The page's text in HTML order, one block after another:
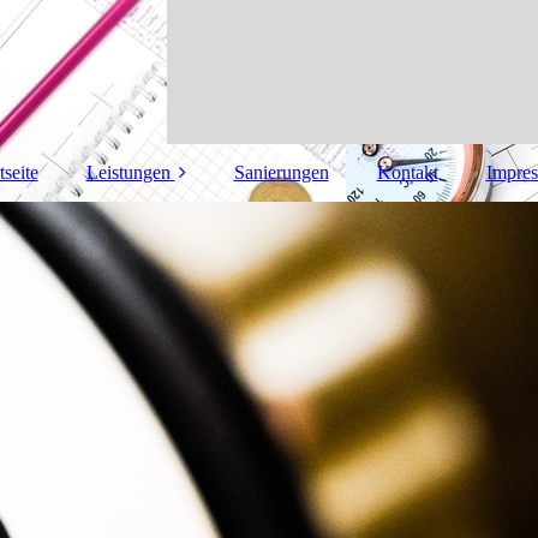
Leistungen
Sanitär
Klima
Sanierungen Kontakt